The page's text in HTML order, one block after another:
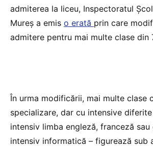
admiterea la liceu, Inspectoratul
Mureș a emis o erată prin care
admitere pentru mai multe clase din
În urma modificării, mai multe clase
specializare, dar cu intensive
intensiv limba engleză, franceză sau
intensiv informatică – figurează sub